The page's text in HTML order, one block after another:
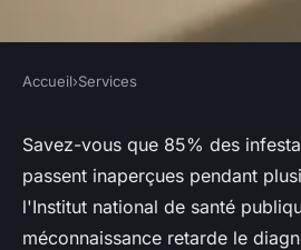
Bouton puce de lit
d'alerte et
découvrir
Accueil›Services
Savez-vous que 85% des
passent inaperçues pendant
l'Institut national de santé
méconnaissance retarde le